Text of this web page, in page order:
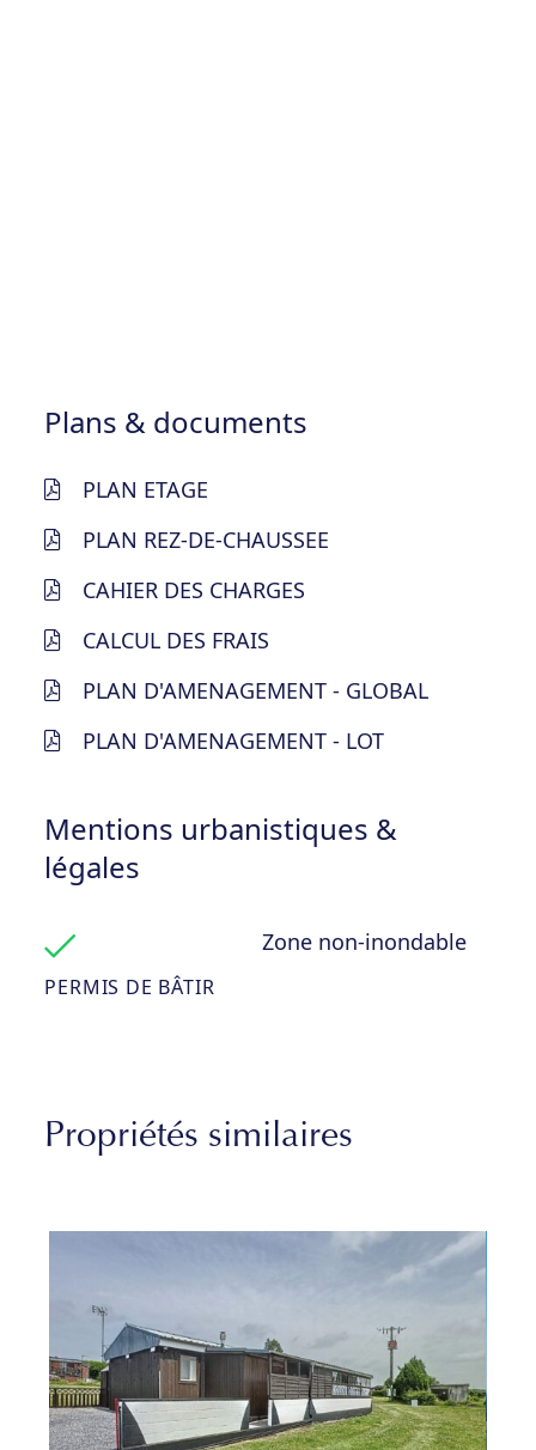
Plans & documents
PLAN ETAGE
PLAN REZ-DE-CHAUSSEE
CAHIER DES CHARGES
CALCUL DES FRAIS
PLAN D'AMENAGEMENT - GLOBAL
PLAN D'AMENAGEMENT - LOT
Mentions urbanistiques &
légales
PERMIS DE BÂTIR
Zone non-inondable
Propriétés similaires